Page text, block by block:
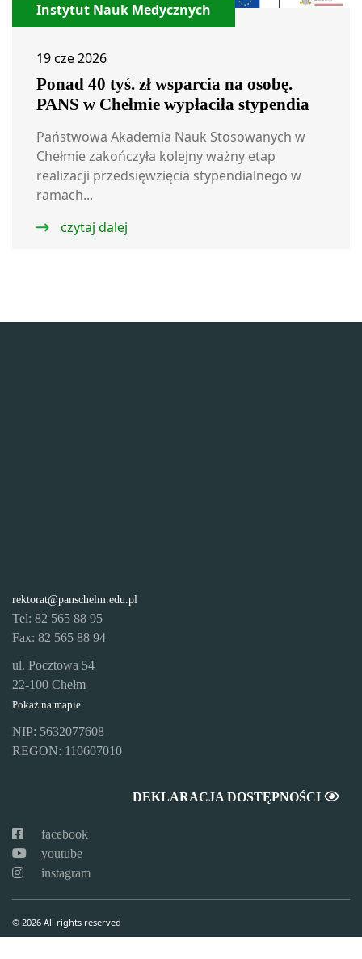
Instytut Nauk Medycznych
19 cze 2026
Ponad 40 tyś. zł wsparcia na osobę.
PANS w Chełmie wypłaciła stypendia
Państwowa Akademia Nauk Stosowanych w
Chełmie zakończyła kolejny ważny etap
realizacji przedsięwzięcia stypendialnego w
ramach...
czytaj dalej
rektorat@panschelm.edu.pl
Tel: 82 565 88 95
Fax: 82 565 88 94
ul. Pocztowa 54
22-100 Chełm
Pokaż na mapie
NIP: 5632077608
REGON: 110607010
DEKLARACJA DOSTĘPNOŚCI
facebook
youtube
instagram
© 2026 All rights reserved